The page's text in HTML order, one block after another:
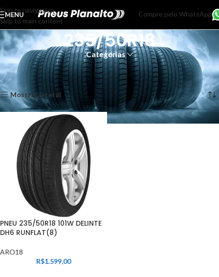
Skip to navigation
Skip to main content
MENU Compre pelo WhatsApp
235/50R18
Categorias
Início Produtos marcados com a tag “235/50R18”
Exibindo um único resultado
Mostrar lateral
PNEU 235/50R18 101W DELINTE
DH6 RUNFLAT(8)
ARO18
R$1.599,00